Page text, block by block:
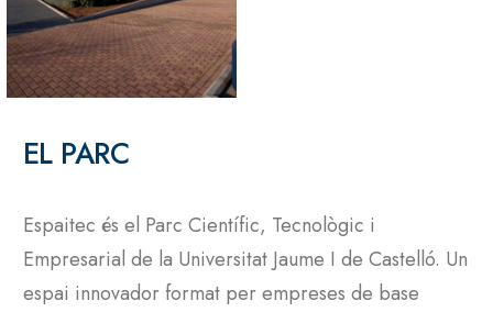
EL PARC
Espaitec és el Parc Científic, Tecnològic i
Empresarial de la Universitat Jaume I de Castelló. Un
espai innovador format per empreses de base